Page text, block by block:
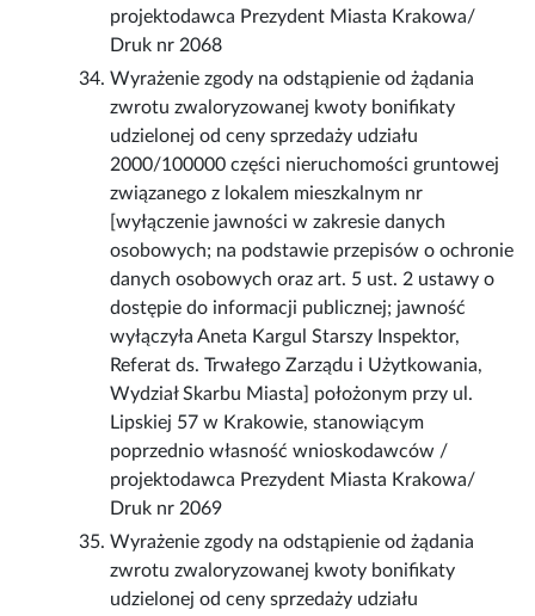
projektodawca Prezydent Miasta Krakowa/
Druk nr 2068
Wyrażenie zgody na odstąpienie od żądania
zwrotu zwaloryzowanej kwoty bonifikaty
udzielonej od ceny sprzedaży udziału
2000/100000 części nieruchomości gruntowej
związanego z lokalem mieszkalnym nr
[wyłączenie jawności w zakresie danych
osobowych; na podstawie przepisów o ochronie
danych osobowych oraz art. 5 ust. 2 ustawy o
dostępie do informacji publicznej; jawność
wyłączyła Aneta Kargul Starszy Inspektor,
Referat ds. Trwałego Zarządu i Użytkowania,
Wydział Skarbu Miasta] położonym przy ul.
Lipskiej 57 w Krakowie, stanowiącym
poprzednio własność wnioskodawców /
projektodawca Prezydent Miasta Krakowa/
Druk nr 2069
Wyrażenie zgody na odstąpienie od żądania
zwrotu zwaloryzowanej kwoty bonifikaty
udzielonej od ceny sprzedaży udziału